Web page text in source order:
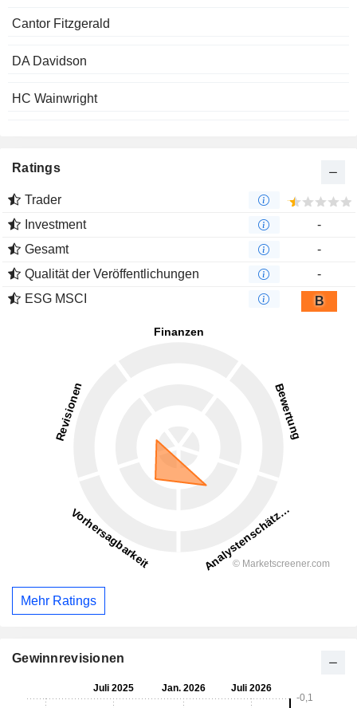
Cantor Fitzgerald
DA Davidson
HC Wainwright
Ratings
Trader
Investment
-
Gesamt
-
Qualität der Veröffentlichungen
-
ESG MSCI
B
Mehr Ratings
Gewinnrevisionen